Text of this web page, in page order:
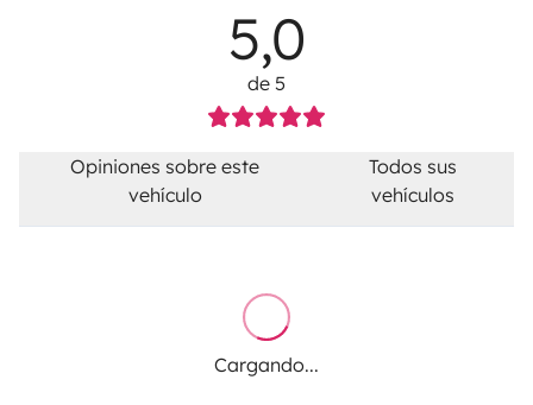
5,0
de 5
Opiniones sobre este
vehículo
Todos sus
vehículos
Cargando...